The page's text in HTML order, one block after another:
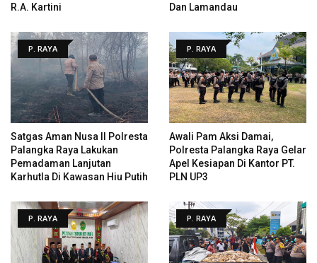
R.A. Kartini
Dan Lamandau
P. RAYA
Satgas Aman Nusa II Polresta
Palangka Raya Lakukan
Pemadaman Lanjutan
Karhutla Di Kawasan Hiu Putih
P. RAYA
Awali Pam Aksi Damai,
Polresta Palangka Raya Gelar
Apel Kesiapan Di Kantor PT.
PLN UP3
P. RAYA P. RAYA